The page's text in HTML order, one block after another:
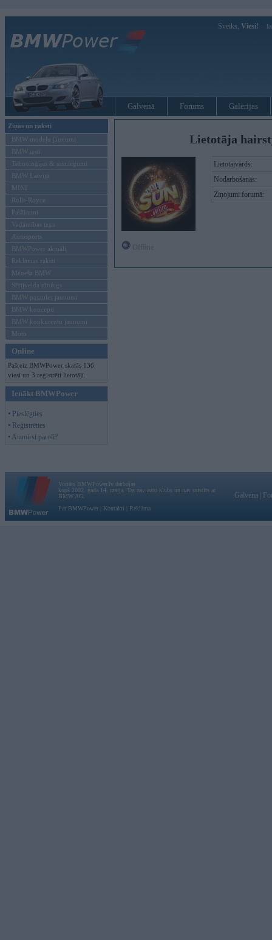
Sveiks, Viesi!
Galvenā Forums Galerijas
Ziņas un raksti
BMW modeļu jaunumi
BMW testi
Tehnoloģijas & sasniegumi
BMW Latvijā
MINI
Rolls-Royce
Pasākumi
Vadāmības tests
Autosports
BMWPower aktuāli
Reklāmas raksti
Mēneša BMW
Sērijveida tūnings
BMW pasaules jaunumi
BMW koncepti
BMW konkurentu jaunumi
Moto
Online
Pašreiz BMWPower skatās 136
viesi un 3 reģistrēti lietotāji.
Ienākt BMWPower
• Pieslēgties
• Reģistrēties
• Aizmirsi paroli?
Lietotāja
Lietotājvārds:
Nodarbošanās:
Ziņojumi forumā:
Vortāls BMWPower.lv darbojas
kopš 2002. gada 14. maija. Tas nav auto klubs un nav saistīts ar
BMW AG.
Par BMWPower
Kontakti Reklāma
Galvena